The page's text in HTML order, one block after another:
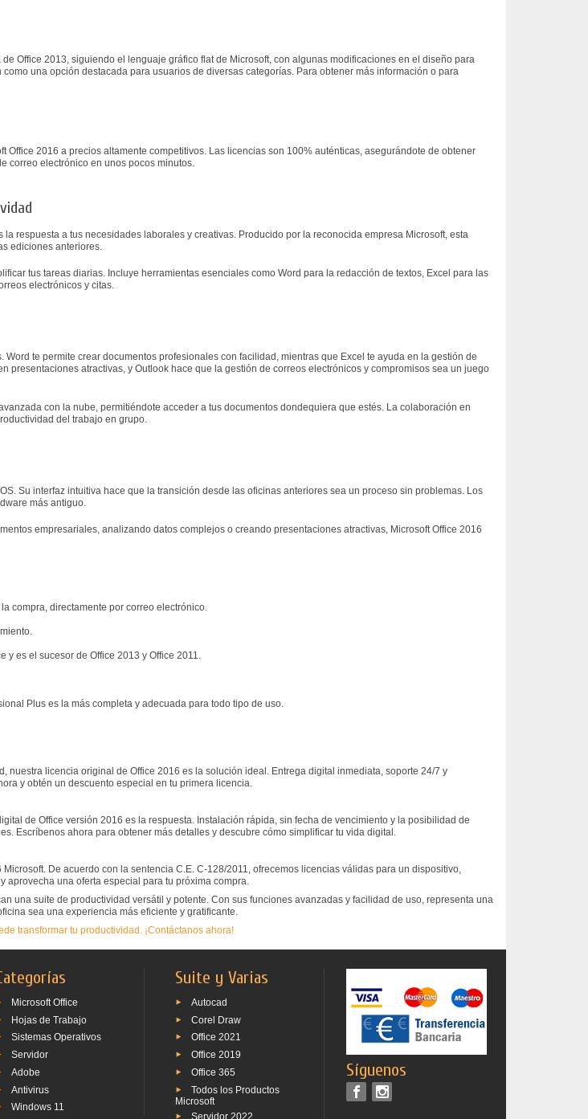
Office 2013, siguiendo el lenguaje gráfico flat de Microsoft, con algunas modificaciones en el diseño para
una opción destacada para usuarios de diversas categorías. Para obtener más información o para
2016 a precios altamente competitivos. Las licencias son 100% auténticas, asegurándote de obtener
correo electrónico en unos pocos minutos.
respuesta a tus necesidades laborales y creativas. Producido por la reconocida empresa Microsoft, esta
ediciones anteriores.
tus tareas diarias. Incluye herramientas esenciales como Word para la redacción de textos, Excel para las
electrónicos y citas.
te permite crear documentos profesionales con facilidad, mientras que Excel te ayuda en la gestión de
atractivas, y Outlook hace que la gestión de correos electrónicos y compromisos sea un juego
con la nube, permitiéndote acceder a tus documentos dondequiera que estés. La colaboración en
del trabajo en grupo.
Su interfaz intuitiva hace que la transición desde las oficinas anteriores sea un proceso sin problemas. Los
más antiguo.
empresariales, analizando datos complejos o creando presentaciones atractivas, Microsoft Office 2016
compra, directamente por correo electrónico.
y es el sucesor de Office 2013 y Office 2011.
Plus es la más completa y adecuada para todo tipo de uso.
licencia original de Office 2016 es la solución ideal. Entrega digital inmediata, soporte 24/7 y
y obtén un descuento especial en tu primera licencia.
de Office versión 2016 es la respuesta. Instalación rápida, sin fecha de vencimiento y la posibilidad de
Escríbenos ahora para obtener más detalles y descubre cómo simplificar tu vida digital.
De acuerdo con la sentencia C.E. C-128/2011, ofrecemos licencias válidas para un dispositivo,
aprovecha una oferta especial para tu próxima compra.
una suite de productividad versátil y potente. Con sus funciones avanzadas y facilidad de uso, representa una
sea una experiencia más eficiente y gratificante.
transformar tu productividad. ¡Contáctanos ahora!
Microsoft Office
Hojas de Trabajo
Sistemas Operativos
Servidor
Adobe
Antivirus
Windows 11
Suite y Varias
Autocad
Corel Draw
Office 2021
Office 2019
Office 365
Todos los Productos
Microsoft
Servidor 2022
Síguenos